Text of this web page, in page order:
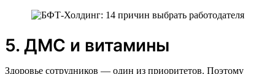
5. ДМС и витамины
Здоровье сотрудников — один из приоритетов. Поэтому